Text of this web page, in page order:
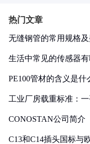
热门文章
无缝钢管的常用规格
生活中常见的传感器
PE100管材的含义是什
工业厂房载重标准：
CONOSTAN公司简介
C13和C14插头国标与